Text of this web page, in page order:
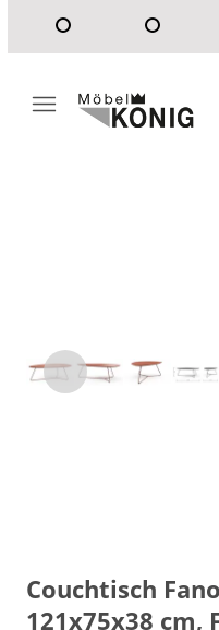
Couchtisch
121x75x38 cm,